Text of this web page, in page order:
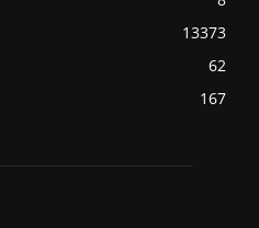
13373
62
167